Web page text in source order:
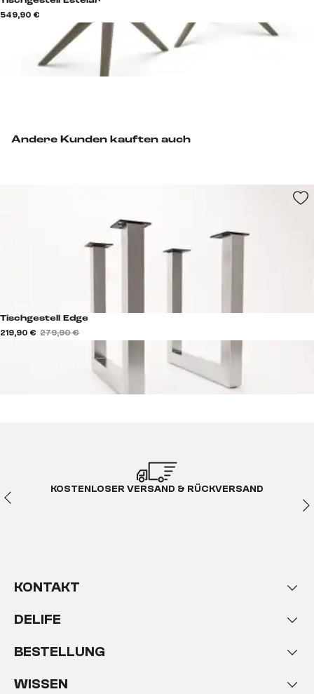
Andere Kunden kauften auch
Tischgestell Edge
219,90 € 279,90 €
549,90 €
KOSTENLOSER VERSAND & RÜCKVERSAND
KONTAKT
DELIFE
BESTELLUNG
WISSEN